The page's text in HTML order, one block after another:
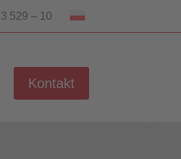
529 – 10
Kontakt